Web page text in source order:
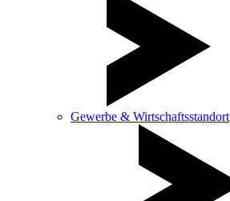
Gewerbe & Wirtschaftsstandort